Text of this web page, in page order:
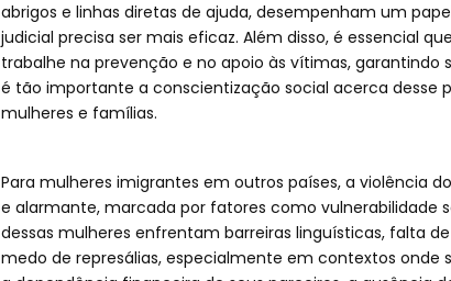
abrigos e linhas diretas de ajuda, desempenham um
judicial precisa ser mais eficaz. Além disso, é essencial
trabalhe na prevenção e no apoio às vítimas, garantindo
é tão importante a conscientização social acerca desse
mulheres e famílias.
Para mulheres imigrantes em outros países, a violência
e alarmante, marcada por fatores como vulnerabilidade
dessas mulheres enfrentam barreiras linguísticas, falta
medo de represálias, especialmente em contextos onde